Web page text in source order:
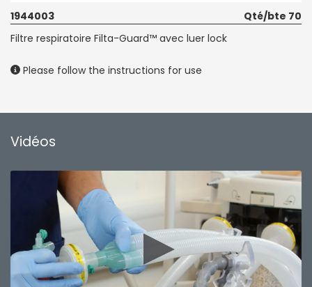
1944003
Qté/bte 70
Filtre respiratoire Filta-Guard™ avec luer lock
Please follow the instructions for use
Vidéos